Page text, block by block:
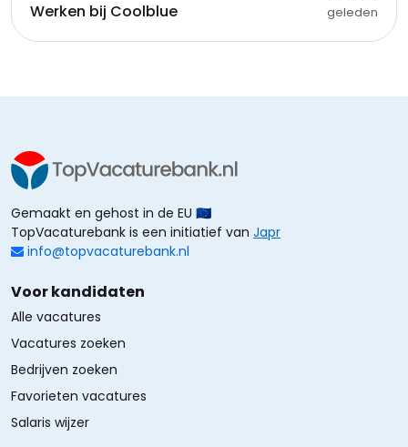
Werken bij Coolblue
geleden
Gemaakt en gehost in de EU 🇪🇺
TopVacaturebank is een initiatief van Japr
info@topvacaturebank.nl
Voor kandidaten
Alle vacatures
Vacatures zoeken
Bedrijven zoeken
Favorieten vacatures
Salaris wijzer